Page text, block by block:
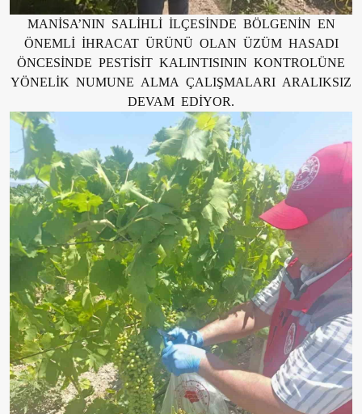
MANİSA’NIN SALİHLİ İLÇESİNDE BÖLGENİN EN
ÖNEMLİ İHRACAT ÜRÜNÜ OLAN ÜZÜM HASADI
ÖNCESİNDE PESTİSİT KALINTISININ KONTROLÜNE
YÖNELİK NUMUNE ALMA ÇALIŞMALARI ARALIKSIZ
DEVAM EDİYOR.